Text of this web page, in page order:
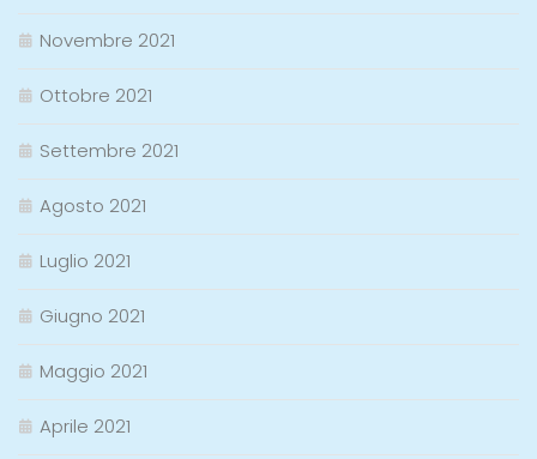
Novembre 2021
Ottobre 2021
Settembre 2021
Agosto 2021
Luglio 2021
Giugno 2021
Maggio 2021
Aprile 2021